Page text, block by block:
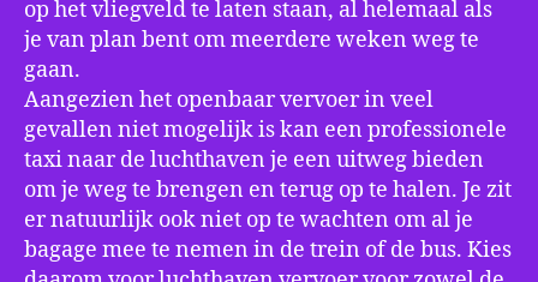
op het vliegveld te laten staan, al helemaal als
je van plan bent om meerdere weken weg te
gaan.
Aangezien het openbaar vervoer in veel
gevallen niet mogelijk is kan een professionele
taxi naar de luchthaven je een uitweg bieden
om je weg te brengen en terug op te halen. Je zit
er natuurlijk ook niet op te wachten om al je
bagage mee te nemen in de trein of de bus. Kies